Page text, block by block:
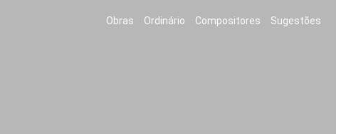
Obras Ordinário Compositores Sugestões